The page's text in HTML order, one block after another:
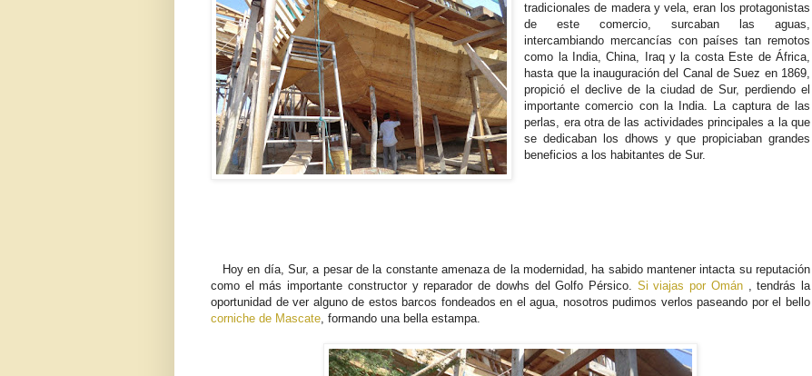
tradicionales de madera y vela, eran los protagonistas
de este comercio, surcaban las aguas,
intercambiando mercancías con países tan remotos
como la India, China, Iraq y la costa Este de África,
hasta que la inauguración del Canal de Suez en 1869,
propició el declive de la ciudad de Sur, perdiendo el
importante comercio con la India. La captura de las
perlas, era otra de las actividades principales a la que
se dedicaban los dhows y que propiciaban grandes
beneficios a los habitantes de Sur.
Hoy en día, Sur, a pesar de la constante amenaza de la modernidad, ha sabido mantener intacta su reputación
como el más importante constructor y reparador de dowhs del Golfo Pérsico. Si viajas por Omán, tendrás la
oportunidad de ver alguno de estos barcos fondeados en el agua, nosotros pudimos verlos paseando por el bello
corniche de Mascate, formando una bella estampa.